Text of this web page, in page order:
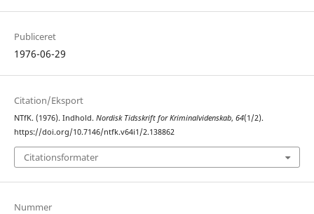
Publiceret
1976-06-29
Citation/Eksport
NTfK. (1976). Indhold. Nordisk Tidsskrift for Kriminalvidenskab, 64(1/2).
https://doi.org/10.7146/ntfk.v64i1/2.138862
Citationsformater
Nummer